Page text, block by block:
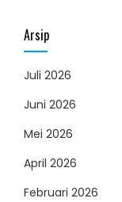
Arsip
Juli 2026
Juni 2026
Mei 2026
April 2026
Februari 2026